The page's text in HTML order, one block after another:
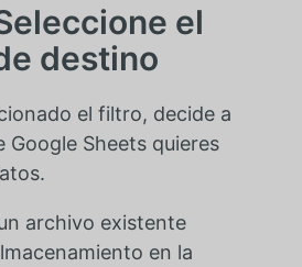
el
destino
el filtro, decide a
Google Sheets quieres
archivo existente
en la